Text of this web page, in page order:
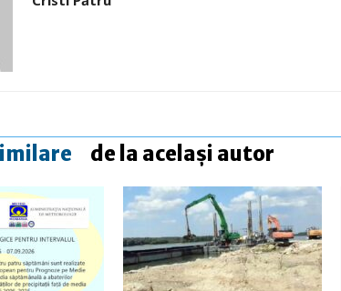
de la același autor